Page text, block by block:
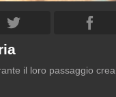
il loro passaggio